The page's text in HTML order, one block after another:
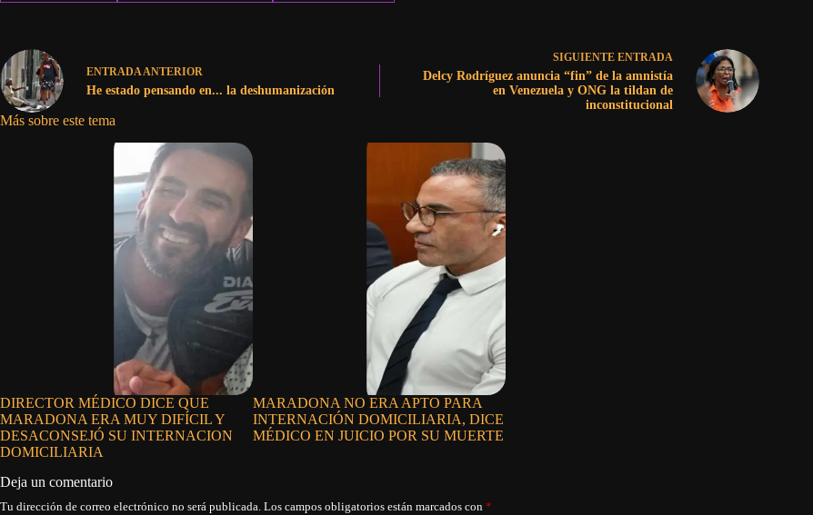
ENTRADAANTERIOR
He estado pensando en... la deshumanización
SIGUIENTE ENTRADA
Delcy Rodríguez anuncia “fin” de la amnistía
en Venezuela y ONG la tildan de
inconstitucional
Más sobre este tema
DIRECTOR MÉDICO DICE QUE
MARADONA ERA MUY DIFÍCIL Y
DESACONSEJÓ SU INTERNACION
DOMICILIARIA
MARADONA NO ERA APTO PARA
INTERNACIÓN DOMICILIARIA, DICE
MÉDICO EN JUICIO POR SU MUERTE
Deja un comentario
Tu dirección de correo electrónico no será publicada. Los campos obligatorios están marcados con *